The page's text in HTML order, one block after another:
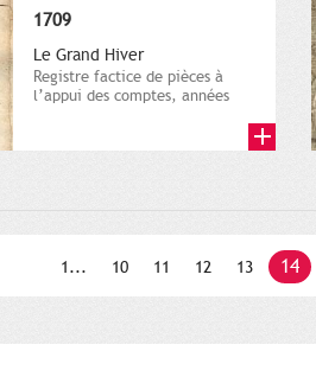
1709
Le Grand Hiver
Registre factice de pièces à
l’appui des comptes, années
1... 10 11 12 13 14